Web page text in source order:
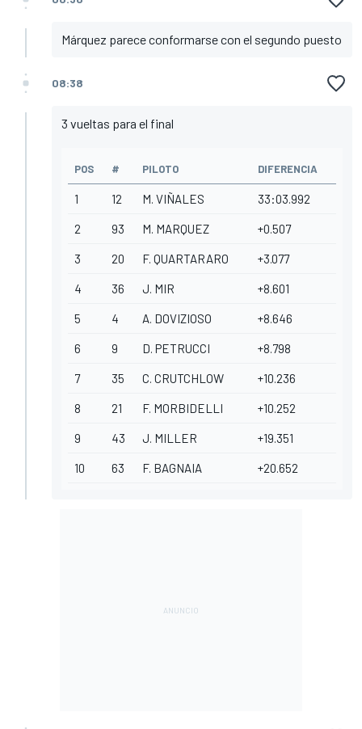
Márquez parece conformarse con el segundo puesto
08:38
3 vueltas para el final
POS # PILOTO DIFERENCIA
1 12 M. VIÑALES 33:03.992
2 93 M. MARQUEZ +0.507
3 20 F. QUARTARARO +3.077
4 36 J. MIR +8.601
5 4 A. DOVIZIOSO +8.646
6 9 D. PETRUCCI +8.798
7 35 C. CRUTCHLOW +10.236
8 21 F. MORBIDELLI +10.252
9 43 J. MILLER +19.351
10 63 F. BAGNAIA +20.652